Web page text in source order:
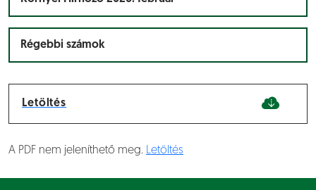
Régebbi számok
Letöltés
A PDF nem jeleníthető meg. Letöltés